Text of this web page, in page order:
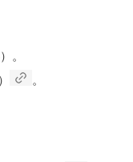
。
。